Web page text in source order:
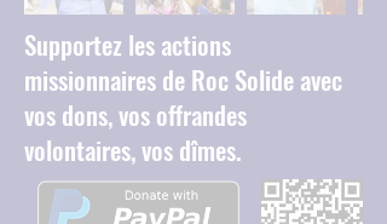
Supportez les actions
missionnaires de Roc Solide avec
vos dons, vos offrandes
volontaires, vos dîmes.